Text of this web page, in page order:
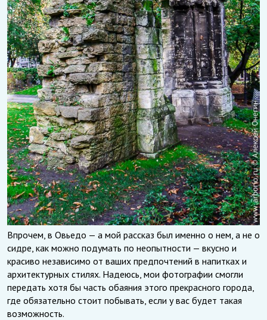
Впрочем, в Овьедо — а мой рассказ был именно о нем, а не о
сидре, как можно подумать по неопытности — вкусно и
красиво независимо от ваших предпочтений в напитках и
архитектурных стилях. Надеюсь, мои фотографии смогли
передать хотя бы часть обаяния этого прекрасного города,
где обязательно стоит побывать, если у вас будет такая
возможность.